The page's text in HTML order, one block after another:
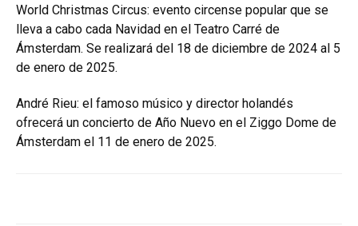
World Christmas Circus: evento circense popular que se
lleva a cabo cada Navidad en el Teatro Carré de
Ámsterdam. Se realizará del 18 de diciembre de 2024 al 5
de enero de 2025.
André Rieu: el famoso músico y director holandés
ofrecerá un concierto de Año Nuevo en el Ziggo Dome de
Ámsterdam el 11 de enero de 2025.